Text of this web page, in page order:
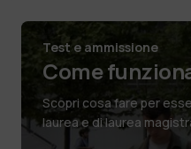
Test e ammissione
Come
Scopri cosa fare per
laurea e di laurea